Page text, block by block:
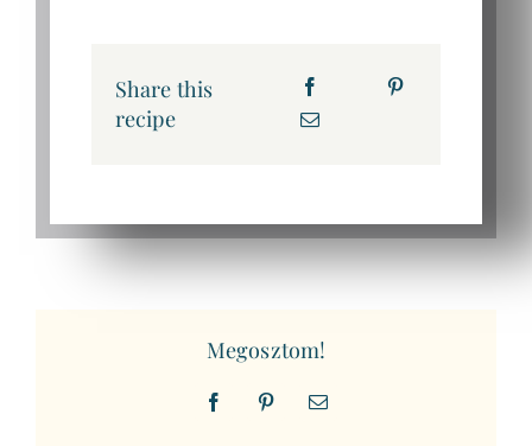
Share this
recipe
Megosztom!
FacebookPinterestEmail